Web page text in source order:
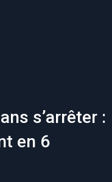
s’arrêter :
en 6